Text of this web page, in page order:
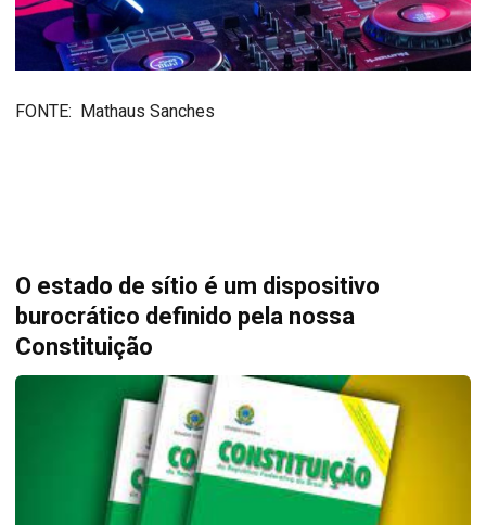
FONTE: Mathaus Sanches
O estado de sítio é um dispositivo
burocrático definido pela nossa
Constituição